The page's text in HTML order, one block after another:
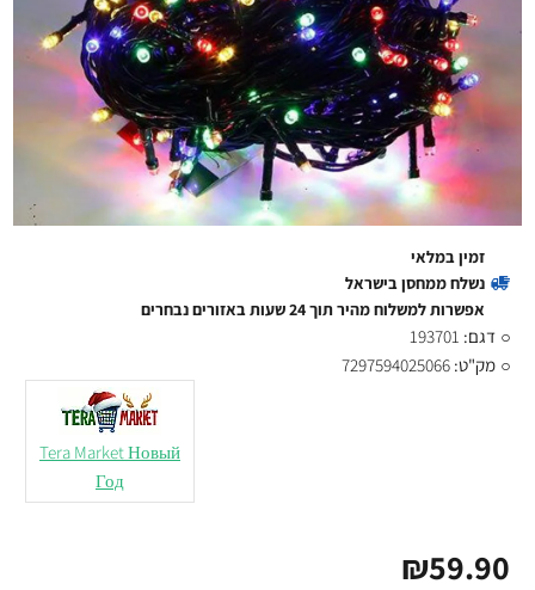
₪59.90
זמין במלאי
נשלח ממחסן בישראל
אפשרות למשלוח מהיר תוך 24 שעות באזורים נבחרים
דגם: 193701
מק"ט: 7297594025066
Tera Market Новый
Год